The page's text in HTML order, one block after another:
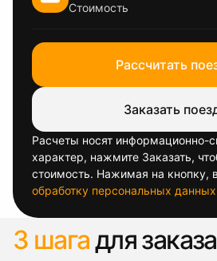
Стоимость
Рассчитать
Заказать
Расчеты носят информационно-
характер, нажмите Заказать,
стоимость. Нажимая на кнопку,
обработку персональных данных
3 шагадля